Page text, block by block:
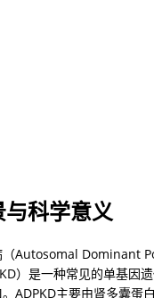
科学意义
（Autosomal Dominant
）是一种常见的单基因
ADPKD主要由肾多囊蛋